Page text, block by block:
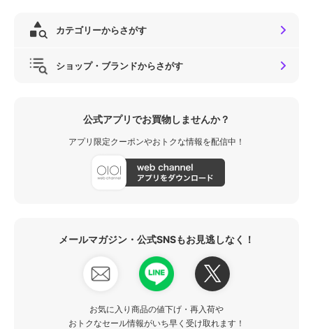
カテゴリーからさがす
ショップ・ブランドからさがす
公式アプリでお買物しませんか？
アプリ限定クーポンやおトクな情報を配信中！
メールマガジン・公式SNSもお見逃しなく！
お気に入り商品の値下げ・再入荷や
おトクなセール情報がいち早く受け取れます！